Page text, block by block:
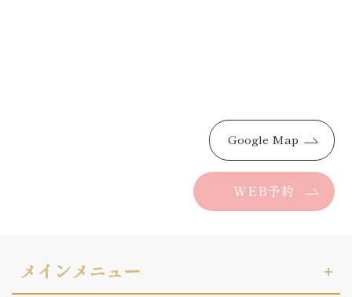
Google Map
WEB予約
メインメニュー